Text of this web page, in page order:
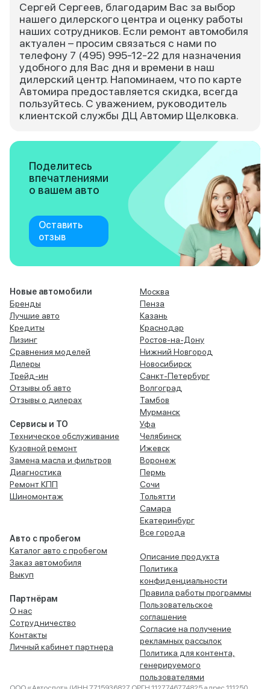
Сергей Сергеев, благодарим Вас за выбор
нашего дилерского центра и оценку работы
наших сотрудников. Если ремонт автомобиля
актуален – просим связаться с нами по
телефону 7 (495) 995-12-22 для назначения
удобного для Вас дня и времени в наш
дилерский центр. Напоминаем, что по карте
Автомира предоставляется скидка, всегда
пользуйтесь. С уважением, руководитель
клиентской службы ДЦ Автомир Щелковка.
Поделитесь
впечатлениями
о вашем авто
Оставить
отзыв
Новые автомобили
Бренды
Лучшие авто
Кредиты
Лизинг
Сравнения моделей
Дилеры
Трейд-ин
Отзывы об авто
Отзывы о дилерах
Сервисы и ТО
Техническое обслуживание
Кузовной ремонт
Замена масла и фильтров
Диагностика
Ремонт КПП
Шиномонтаж
Авто с пробегом
Каталог авто с пробегом
Заказ автомобиля
Выкуп
Партнёрам
О нас
Сотрудничество
Контакты
Личный кабинет партнера
Москва
Пенза
Казань
Краснодар
Ростов-на-Дону
Нижний Новгород
Новосибирск
Санкт-Петербург
Волгоград
Тамбов
Мурманск
Уфа
Челябинск
Ижевск
Воронеж
Пермь
Сочи
Тольятти
Самара
Екатеринбург
Все города
Описание продукта
Политика
конфиденциальности
Правила работы программы
Пользовательское
соглашение
Согласие на получение
рекламных рассылок
Политика для контента,
генерируемого
пользователями